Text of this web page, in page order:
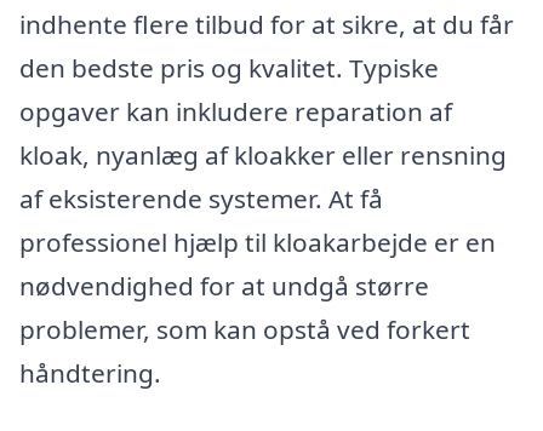
indhente flere tilbud for at sikre, at du får
den bedste pris og kvalitet. Typiske
opgaver kan inkludere reparation af
kloak, nyanlæg af kloakker eller rensning
af eksisterende systemer. At få
professionel hjælp til kloakarbejde er en
nødvendighed for at undgå større
problemer, som kan opstå ved forkert
håndtering.